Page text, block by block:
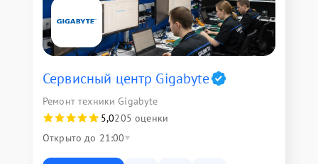
Сервисный центр Gigabyte
Ремонт техники Gigabyte
5,0205 оценки
Открыто до 21:00